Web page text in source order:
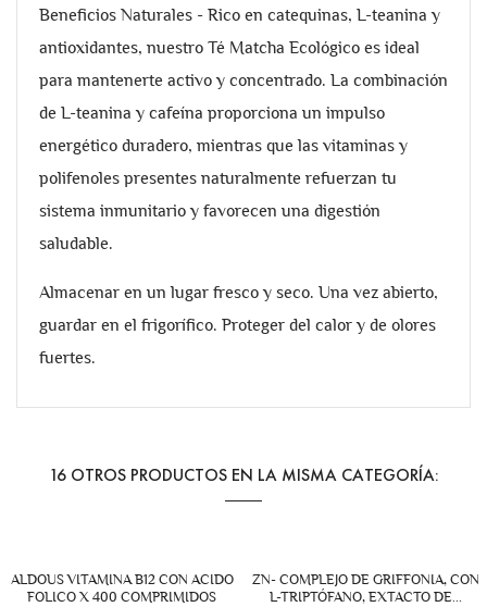
Beneficios Naturales - Rico en catequinas, L-teanina y
antioxidantes, nuestro Té Matcha Ecológico es ideal
para mantenerte activo y concentrado. La combinación
de L-teanina y cafeína proporciona un impulso
energético duradero, mientras que las vitaminas y
polifenoles presentes naturalmente refuerzan tu
sistema inmunitario y favorecen una digestión
saludable.
Almacenar en un lugar fresco y seco. Una vez abierto,
guardar en el frigorífico. Proteger del calor y de olores
fuertes.
16 OTROS PRODUCTOS EN LA MISMA CATEGORÍA:
ALDOUS VITAMINA B12 CON ACIDO
FOLICO X 400 COMPRIMIDOS
ZN- COMPLEJO DE GRIFFONIA, CON
L-TRIPTÓFANO, EXTACTO DE...